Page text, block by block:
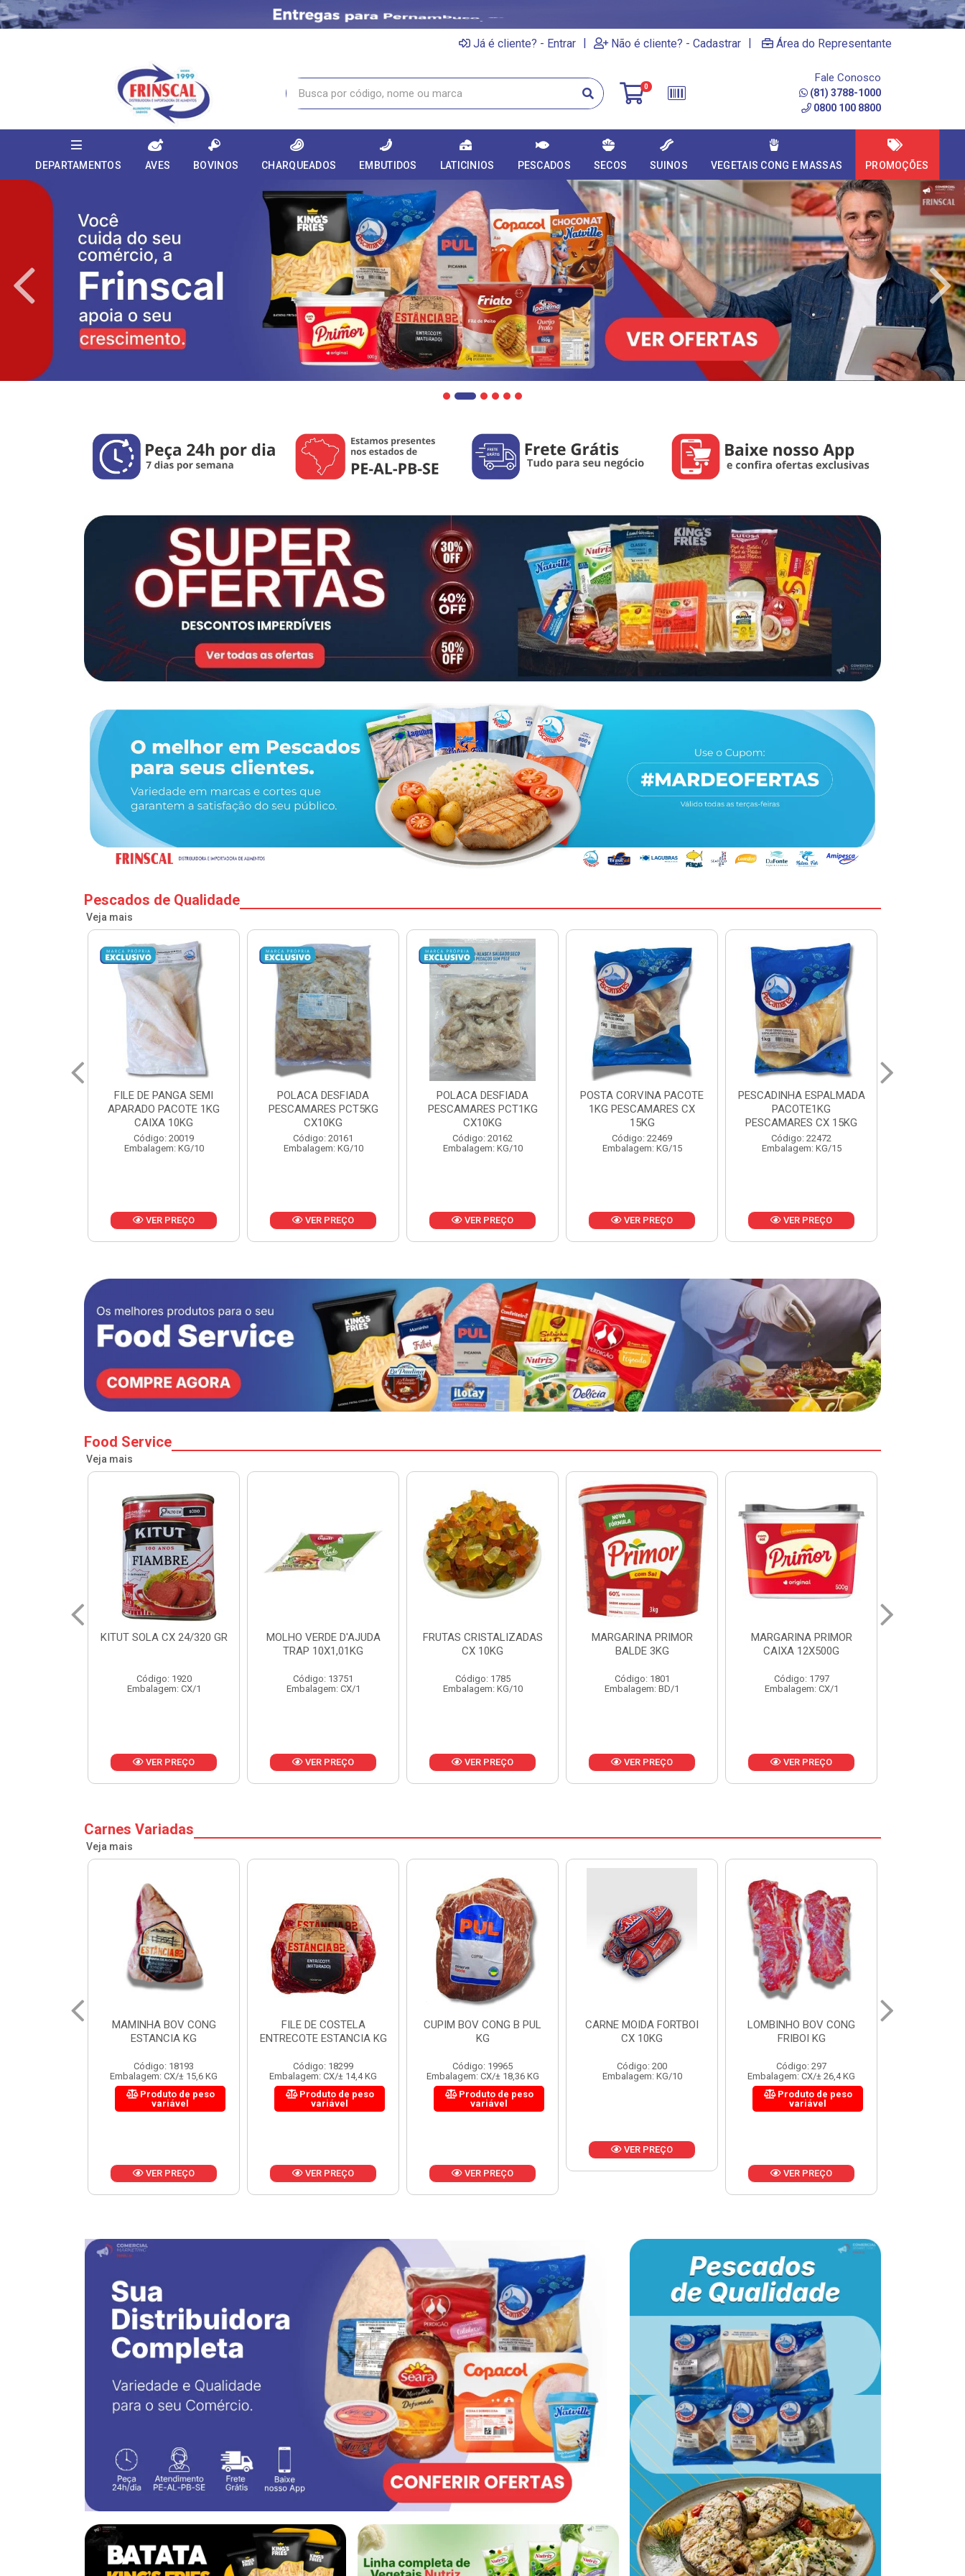
Já é cliente? - Entrar | Não é cliente? - Cadastrar | Área do Representante
0
Fale Conosco
(81) 3788-1000
0800 100 8800
DEPARTAMENTOS AVES BOVINOS CHARQUEADOS EMBUTIDOS LATICINIOS PESCADOS SECOS SUINOS VEGETAIS CONG E MASSAS PROMOÇÕES
Pescados de Qualidade
Veja mais
POLACA DESFIADA
PESCAMARES PCT5KG
CX10KG
Código: 20161
Embalagem: KG/10
VER PREÇO
POLACA DESFIADA
PESCAMARES PCT1KG
CX10KG
Código: 20162
Embalagem: KG/10
VER PREÇO
POSTA CORVINA PACOTE
1KG PESCAMARES CX
15KG
Código: 22469
Embalagem: KG/15
VER PREÇO
PESCADINHA ESPALMADA
PACOTE1KG
PESCAMARES CX 15KG
Código: 22472
Embalagem: KG/15
VER PREÇO
FILE DE PANGA PREMIUM
PACOTE 1KG CAIXA 10KG
Código: 20021
Embalagem: KG/10
VER PREÇO
Food Service
Veja mais
MOLHO VERDE D'AJUDA
Código: 13751
Embalagem: CX/1
VER PREÇO
FRUTAS CRISTALIZADAS
CX 10KG
Código: 1785
Embalagem: KG/10
VER PREÇO
MARGARINA PRIMOR
BALDE 3KG
Código: 1801
Embalagem: BD/1
VER PREÇO
MARGARINA PRIMOR
CAIXA 12X500G
Código: 1797
Embalagem: CX/1
VER PREÇO
MARGARINA PRIMOR CX
24X250G
Código: 1921
Embalagem: CX/1
VER PREÇO
Carnes Variadas
Veja mais
FILE DE COSTELA
ENTRECOTE ESTANCIA KG
Código: 18299
Embalagem: CX/± 14,4 KG
Produto de peso
variável
VER PREÇO
CUPIM BOV CONG B PUL
KG
Código: 19965
Embalagem: CX/± 18,36 KG
Produto de peso
variável
VER PREÇO
CARNE MOIDA FORTBOI
CX 10KG
Código: 200
Embalagem: KG/10
LOMBINHO BOV CONG
FRIBOI KG
Código: 297
Embalagem: CX/± 26,4 KG
VER PREÇO
FIGADO BOV CONG FRIBOI
KG
Código: 222
Embalagem: CX/± 30,12 KG
Produto de peso
variável
VER PREÇO